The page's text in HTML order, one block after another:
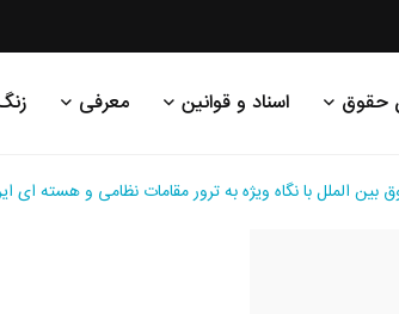
حقوق اسناد و قوانین معرفی
با نگاه ویژه به ترور مقامات نظامی و هسته ای ایران»